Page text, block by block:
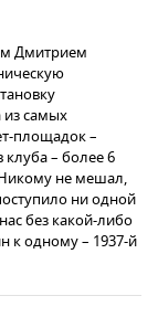
Дмитрием
из самых
площадок –
– более 6
Никому не мешал,
ни одной
без какой-либо
к одному – 1937-й